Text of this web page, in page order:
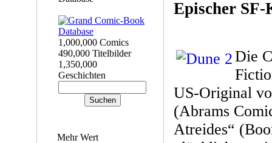
1,000,000 Comics
490,000 Titelbilder
1,350,000
Geschichten
Mehr Wert
Epischer
Die
US-Original
(Abrams
Atreides“